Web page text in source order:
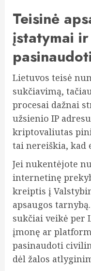
Teisinė
įstatymai
pasinaudoti
Lietuvos teisė
sukčiavimą,
procesai dažnai
užsienio IP
kriptovaliutas
tai nereiškia, kad
Jei nukentėjote
internetinę
kreiptis į
apsaugos
sukčiai veikė per
įmonę ar
pasinaudoti
dėl žalos